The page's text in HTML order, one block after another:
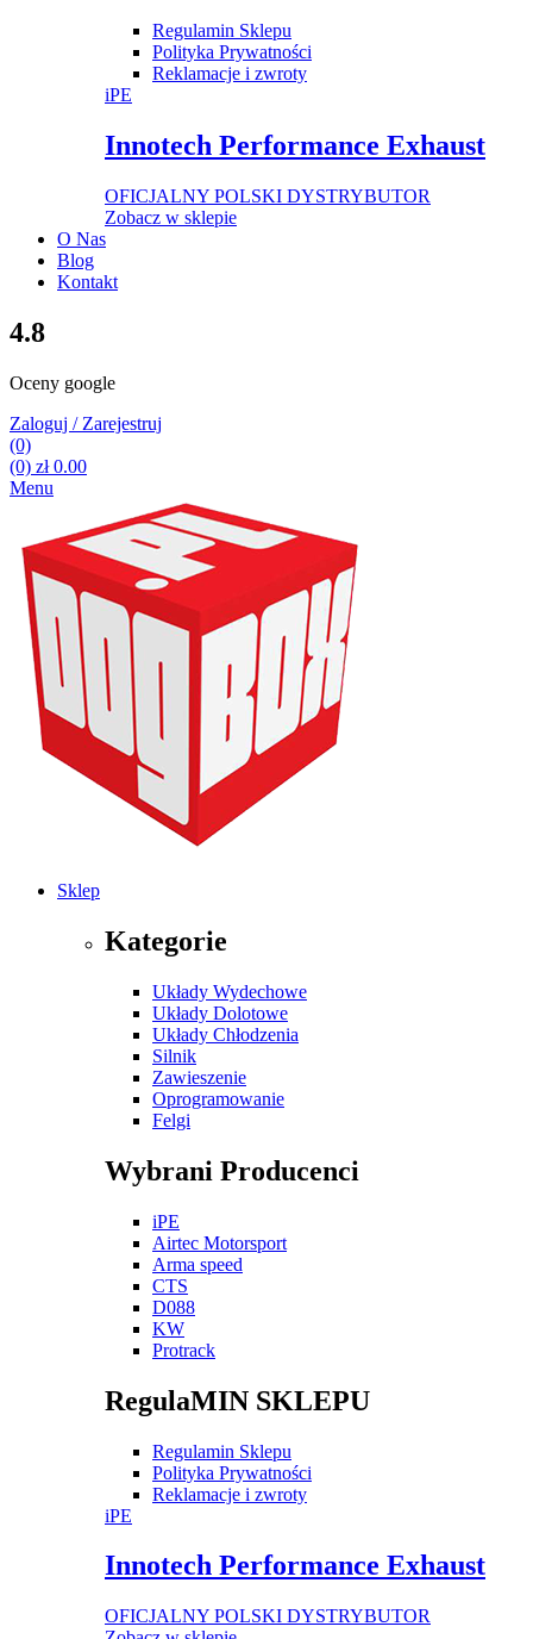
Regulamin Sklepu
Polityka Prywatności
Reklamacje i zwroty
iPE
Innotech Performance Exhaust
OFICJALNY POLSKI DYSTRYBUTOR
Zobacz w sklepie
O Nas
Blog
Kontakt
4.8
Oceny google
Zaloguj / Zarejestruj
(0)
(0) zł0.00
Menu
Sklep
Kategorie
Układy Wydechowe
Układy Dolotowe
Układy Chłodzenia
Silnik
Zawieszenie
Oprogramowanie
Felgi
Wybrani Producenci
iPE
Airtec Motorsport
Arma speed
CTS
D088
KW
Protrack
RegulaMIN SKLEPU
Regulamin Sklepu
Polityka Prywatności
Reklamacje i zwroty
iPE
Innotech Performance Exhaust
OFICJALNY POLSKI DYSTRYBUTOR